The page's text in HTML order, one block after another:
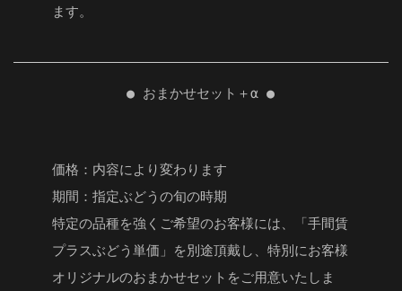
ます。
● おまかせセット＋α ●
価格：内容により変わります
期間：指定ぶどうの旬の時期
特定の品種を強くご希望のお客様には、「手間賃
プラスぶどう単価」を別途頂戴し、特別にお客様
オリジナルのおまかせセットをご用意いたしま